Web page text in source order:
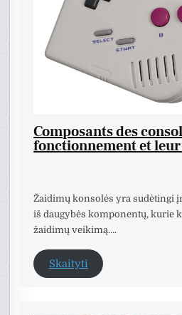
Composants des
fonctionnement et
Žaidimų konsolės yra sudėtingi
iš daugybės komponentų, kurie
žaidimų veikimą….
Skaityti